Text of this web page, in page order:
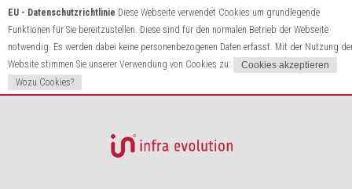
EU - Datenschutzrichtlinie Diese Webseite verwendet Cookies um grundlegende
Funktionen für Sie bereitzustellen. Diese sind für den normalen Betrieb der Webseite
notwendig. Es werden dabei keine personenbezogenen Daten erfasst. Mit der Nutzung
Website stimmen Sie unserer Verwendung von Cookies zu.
Wozu Cookies?